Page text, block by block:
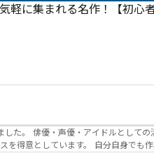
軽に集まれる名作！【初心
、作品内の
で、作家さんが作品に込めた想いや意
れるのかを想